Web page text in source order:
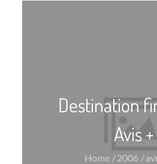
Destination
Avis +
Home 2006